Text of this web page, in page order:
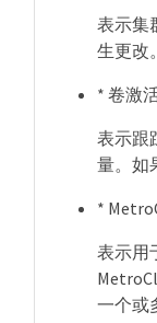
表示集
生更改
* 卷激
表示跟
量。如
*
表示用
一个或